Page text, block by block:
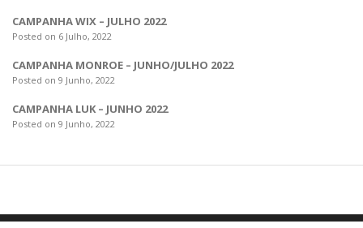
CAMPANHA WIX – JULHO 2022
Posted on 6 Julho, 2022
CAMPANHA MONROE – JUNHO/JULHO 2022
Posted on 9 Junho, 2022
CAMPANHA LUK – JUNHO 2022
Posted on 9 Junho, 2022